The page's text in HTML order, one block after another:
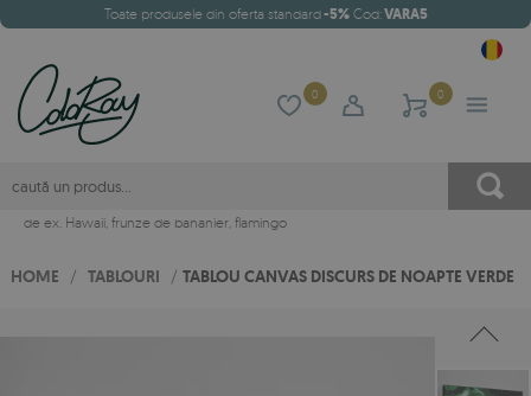
Toate produsele din oferta standard-5%Cod:VARA5
0 0
de ex. Hawaii, frunze de bananier, flamingo
HOME / TABLOURI / TABLOU CANVAS DISCURS DE NOAPTE VERDE